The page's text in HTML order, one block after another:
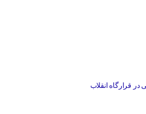
قرارگاه انقلاب